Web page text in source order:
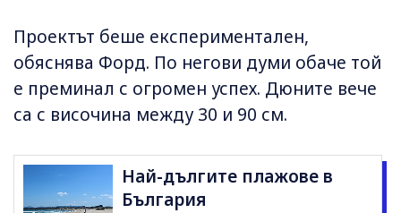
Проектът беше експериментален,
обяснява Форд. По негови думи обаче той
е преминал с огромен успех. Дюните вече
са с височина между 30 и 90 см.
Най-дългите плажове в
България